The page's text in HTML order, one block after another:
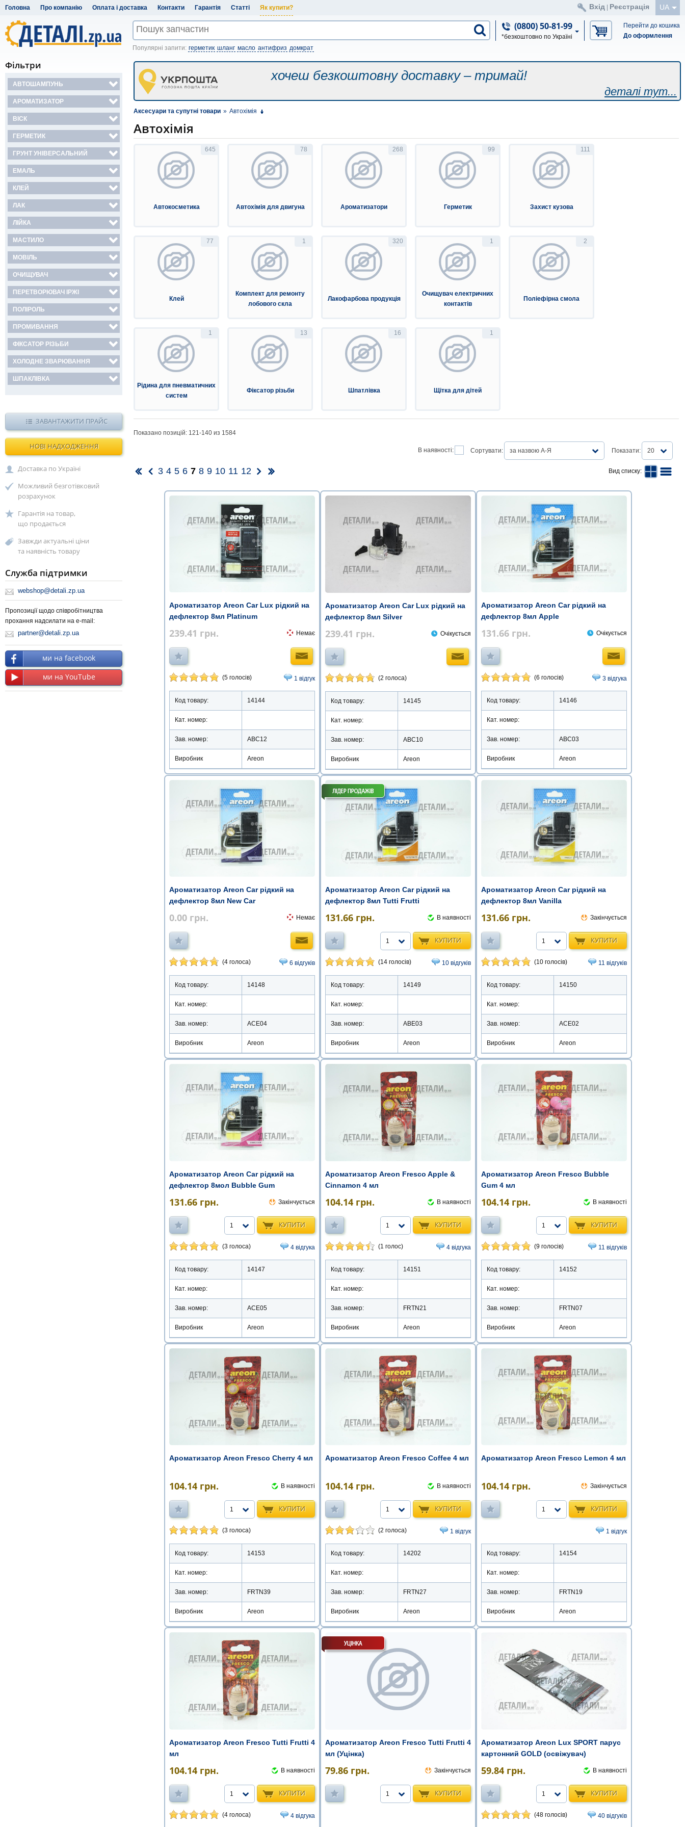
Головна Про компанію Оплата і доставка Контакти Гарантія Статті Як купити? UA
Вхід Реєстрація
(0800) 50-81-99
*безкоштовно по Україні
Перейти до кошика
До оформлення
Популярні запити: герметик шланг масло антифриз домкрат
хочеш безкоштовну доставку – тримай!
деталі тут...
Аксесуари та супутні товари » Автохімія
Автохімія
645
Автокосметика
78
Автохімія для двигуна
268
Ароматизатори
99
Герметик
111
Захист кузова
77
Клей
1
Комплект для ремонту
лобового скла
320
Лакофарбова продукція
1
Очищувач електричних
контактів
2
Поліефірна смола
1
Рідина для пневматичних
систем
13
Фіксатор різьби
16
Шпатлівка
1
Щітка для дітей
Показано позицій: 121-140 из 1584
В наявності: Сортувати: за назвою А-Я Показати: 20
3 4 5 6 7 8 9 10 11 12 Вид списку:
Ароматизатор Areon Car Lux рідкий на
дефлектор 8мл Platinum
239.41 грн. Немає
(5 голосів) 1 відгук
Код товару: 14144
Кат. номер:
Зав. номер: ABC12
Виробник Areon
Ароматизатор Areon Car Lux рідкий на
дефлектор 8мл Silver
239.41 грн. Очікується
(2 голоса)
Код товару: 14145
Кат. номер:
Зав. номер: ABC10
Виробник Areon
Ароматизатор Areon Car рідкий на
дефлектор 8мл Apple
131.66 грн. Очікується
(6 голосів) 3 відгука
Код товару: 14146
Кат. номер:
Зав. номер: ABC03
Виробник Areon
Ароматизатор Areon Car рідкий на
дефлектор 8мл New Car
0.00 грн. Немає
(4 голоса) 6 відгуків
Код товару: 14148
Кат. номер:
Зав. номер: ACE04
Виробник Areon
Ароматизатор Areon Car рідкий на
дефлектор 8мл Tutti Frutti
131.66 грн. В наявності
КУПИТИ
1
(14 голосів) 10 відгуків
Код товару: 14149
Кат. номер:
Зав. номер: ABE03
Виробник Areon
Ароматизатор Areon Car рідкий на
дефлектор 8мл Vanilla
131.66 грн. Закінчується
КУПИТИ
1
(10 голосів) 11 відгуків
Код товару: 14150
Кат. номер:
Зав. номер: ACE02
Виробник Areon
Ароматизатор Areon Car рідкий на
дефлектор 8мол Bubble Gum
131.66 грн. Закінчується
КУПИТИ
1
(3 голоса) 4 відгука
Код товару: 14147
Кат. номер:
Зав. номер: ACE05
Виробник Areon
Ароматизатор Areon Fresco Apple &
Cinnamon 4 мл
104.14 грн. В наявності
КУПИТИ
1
(1 голос) 4 відгука
Код товару: 14151
Кат. номер:
Зав. номер: FRTN21
Виробник Areon
Ароматизатор Areon Fresco Bubble
Gum 4 мл
104.14 грн. В наявності
КУПИТИ
1
(9 голосів) 11 відгуків
Код товару: 14152
Кат. номер:
Зав. номер: FRTN07
Виробник Areon
Ароматизатор Areon Fresco Cherry 4 мл
104.14 грн. В наявності
КУПИТИ
1
(3 голоса)
Код товару: 14153
Кат. номер:
Зав. номер: FRTN39
Виробник Areon
Ароматизатор Areon Fresco Coffee 4 мл
104.14 грн. В наявності
КУПИТИ
1
(2 голоса) 1 відгук
Код товару: 14202
Кат. номер:
Зав. номер: FRTN27
Виробник Areon
Ароматизатор Areon Fresco Lemon 4 мл
104.14 грн. Закінчується
КУПИТИ
1
1 відгук
Код товару: 14154
Кат. номер:
Зав. номер: FRTN19
Виробник Areon
Ароматизатор Areon Fresco Tutti Frutti 4
мл
104.14 грн. В наявності
КУПИТИ
1
(4 голоса) 4 відгука
Ароматизатор Areon Fresco Tutti Frutti 4
мл (Уцінка)
79.86 грн. Закінчується
КУПИТИ
1
Ароматизатор Areon Lux SPORT парус
картонний GOLD (освіжувач)
59.84 грн. В наявності
КУПИТИ
1
(48 голосів) 40 відгуків
Фільтри
АВТОШАМПУНЬ
АРОМАТИЗАТОР
ВІСК
ГЕРМЕТИК
ГРУНТ УНІВЕРСАЛЬНИЙ
ЕМАЛЬ
КЛЕЙ
ЛАК
ЛІЙКА
МАСТИЛО
МОВІЛЬ
ОЧИЩУВАЧ
ПЕРЕТВОРЮВАЧ ІРЖІ
ПОЛІРОЛЬ
ПРОМИВАННЯ
ФІКСАТОР РІЗЬБИ
ХОЛОДНЕ ЗВАРЮВАННЯ
ШПАКЛІВКА
ЗАВАНТАЖИТИ ПРАЙС
НОВІ НАДХОДЖЕННЯ
Доставка по Україні
Можливий безготівковий
розрахунок
Гарантія на товар,
що продається
Завжди актуальні ціни
та наявність товару
Служба підтримки
webshop@detali.zp.ua
Пропозиції щодо співробітництва
прохання надсилати на e-mail:
partner@detali.zp.ua
ми на facebook
ми на YouTube